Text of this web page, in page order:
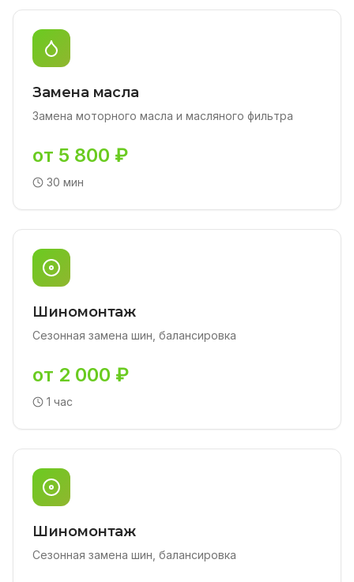
Замена масла
Замена моторного масла и масляного фильтра
от 5 800 ₽
30 мин
Шиномонтаж
Сезонная замена шин, балансировка
от 2 000 ₽
1 час
Шиномонтаж
Сезонная замена шин, балансировка